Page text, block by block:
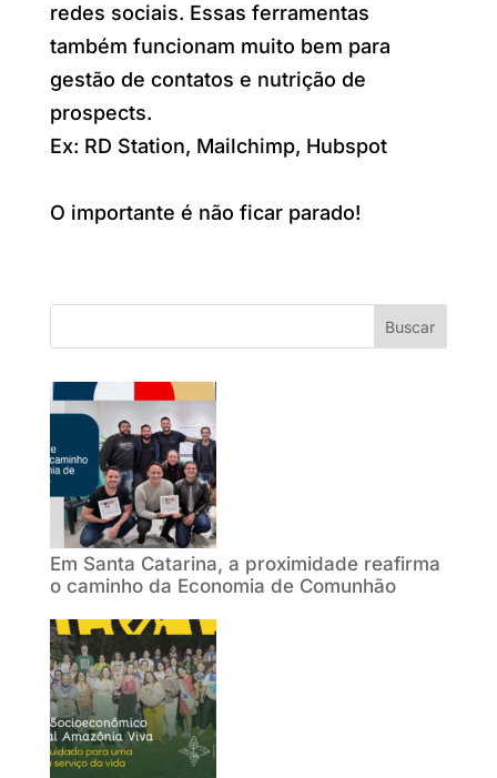
redes sociais. Essas ferramentas
também funcionam muito bem para
gestão de contatos e nutrição de
prospects.
Ex: RD Station, Mailchimp, Hubspot
O importante é não ficar parado!
Buscar
Em Santa Catarina, a proximidade reafirma
o caminho da Economia de Comunhão